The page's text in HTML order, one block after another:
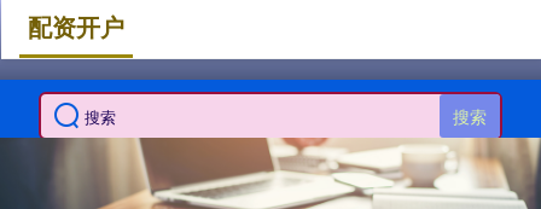
搜索
配资开户